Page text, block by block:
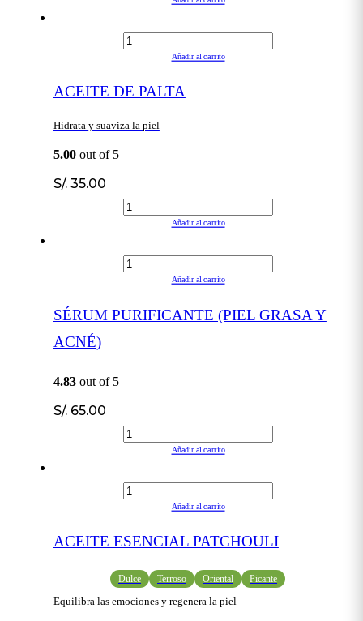
Añadir al carrito
ACEITE DE PALTA
Hidrata y suaviza la piel
5.00out of 5
S/.35.00
Añadir al carrito
Añadir al carrito
SÉRUM PURIFICANTE (PIEL GRASA Y
ACNÉ)
4.83out of 5
S/.65.00
Añadir al carrito
Añadir al carrito
ACEITE ESENCIAL PATCHOULI
Dulce Terroso Oriental Picante
Equilibra las emociones y regenera la piel